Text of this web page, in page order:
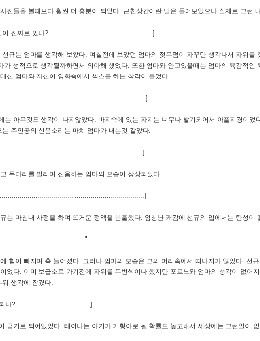
진들을 볼때보다 훨씬 더 흥분이 되었다. 근친상간이란 말은 들어보았으나 실제로 그런
이 진짜로 있나?.....................................................]
규는 엄마를 생각해 보았다. 며칠전에 보았던 엄마의 젖무덤이 자꾸만 생각나서 자위
가 성적으로 생각될까하면서 의아해 했었다. 또한 엄마와 안고있을때는 엄마의 육감적
신 엄마와 자신이 영화속에서 섹스를 하는 착각이 들었다.
는 아무것도 생각이 나지않았다. 바지속에 있는 자지는 너무나 발기되어서 아플지경이
주인공의 신음소리는 마치 엄마가 내는것 같았다.
두다리를 벌리며 신음하는 엄마의 모습이 상상되었다.
는 마침내 사정을 하며 뜨거운 정액을 분출했다. 엄청난 쾌감에 선규의 입에서는 탄성이
힘이 빠지며 축 늘어졌다. 그러나 엄마의 모습은 그의 머리속에서 떠나지가 않았다. 선
었다. 이미 보급소로 가기전에 자위를 두번씩이나 했지만 포르노와 엄마의 생각이 없어
워 생각에 잠겼다.
나?......................................]
금기로 되어있었다. 태어나는 아기가 기형아로 될 확률도 높고해서 세상에는 그런일이